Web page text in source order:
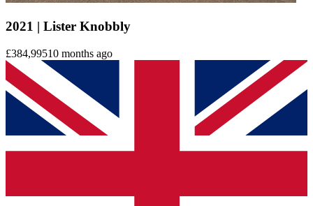
2021 | Lister Knobbly
£384,99510 months ago